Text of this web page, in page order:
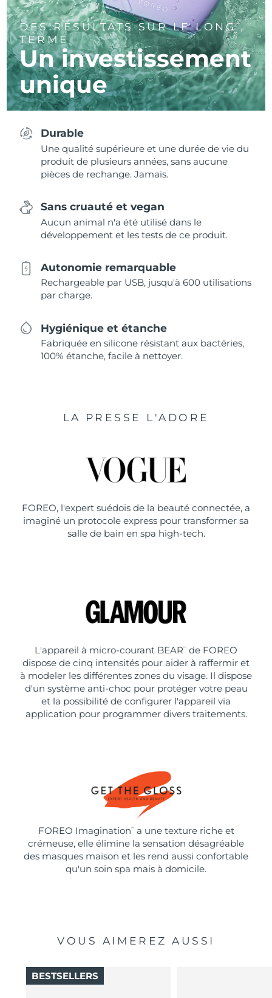
DES RÉSULTATS SUR LE LONG
TERME
Un investissement
unique
Durable
Une qualité supérieure et une durée de vie du
produit de plusieurs années, sans aucune
pièces de rechange. Jamais.
Sans cruauté et vegan
Aucun animal n'a été utilisé dans le
développement et les tests de ce produit.
Autonomie remarquable
Rechargeable par USB, jusqu'à 600 utilisations
par charge.
Hygiénique et étanche
Fabriquée en silicone résistant aux bactéries,
100% étanche, facile à nettoyer.
LA PRESSE L'ADORE
FOREO, l'expert suédois de la beauté connectée, a
imaginé un protocole express pour transformer sa
salle de bain en spa high-tech.
L'appareil à micro-courant BEAR ™
de FOREO
dispose de cinq intensités pour aider à raffermir et
à modeler les différentes zones du visage. Il dispose
d'un système anti-choc pour protéger votre peau
et la possibilité de configurer l'appareil via
application pour programmer divers traitements.
FOREO Imagination ™
a une texture riche et
crémeuse, elle élimine la sensation désagréable
des masques maison et les rend aussi confortable
qu'un soin spa mais à domicile.
VOUS AIMEREZ AUSSI
BESTSELLERS